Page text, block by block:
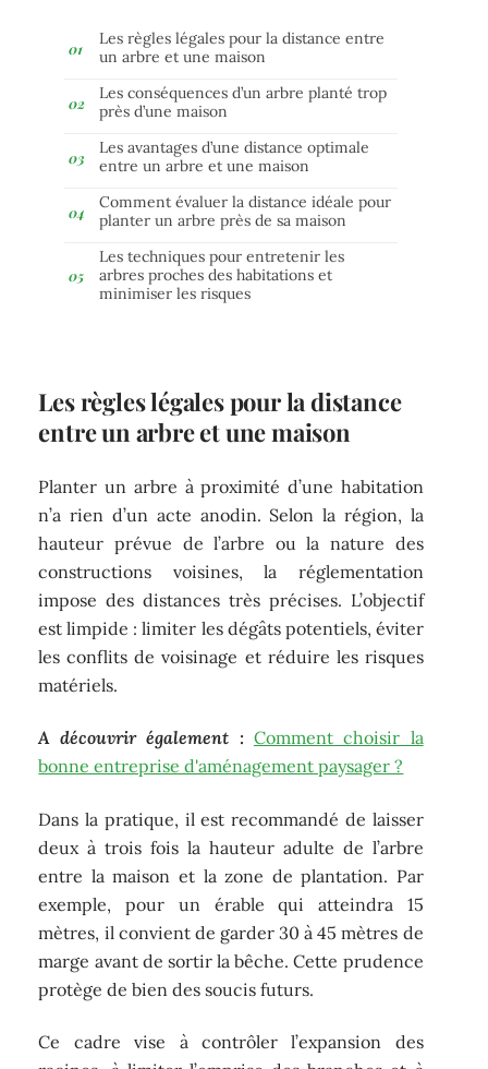
Les règles légales pour la distance entre
un arbre et une maison
Les conséquences d’un arbre planté trop
près d’une maison
Les avantages d’une distance optimale
entre un arbre et une maison
Comment évaluer la distance idéale pour
planter un arbre près de sa maison
Les techniques pour entretenir les
arbres proches des habitations et
minimiser les risques
Les règles légales pour la distance
entre un arbre et une maison
Planter un arbre à proximité d’une habitation
n’a rien d’un acte anodin. Selon la région, la
hauteur prévue de l’arbre ou la nature des
constructions voisines, la réglementation
impose des distances très précises. L’objectif
est limpide : limiter les dégâts potentiels, éviter
les conflits de voisinage et réduire les risques
matériels.
A découvrir également : Comment choisir la
bonne entreprise d'aménagement paysager ?
Dans la pratique, il est recommandé de laisser
deux à trois fois la hauteur adulte de l’arbre
entre la maison et la zone de plantation. Par
exemple, pour un érable qui atteindra 15
mètres, il convient de garder 30 à 45 mètres de
marge avant de sortir la bêche. Cette prudence
protège de bien des soucis futurs.
Ce cadre vise à contrôler l’expansion des